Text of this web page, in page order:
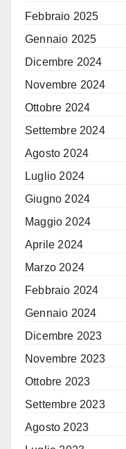
Febbraio 2025
Gennaio 2025
Dicembre 2024
Novembre 2024
Ottobre 2024
Settembre 2024
Agosto 2024
Luglio 2024
Giugno 2024
Maggio 2024
Aprile 2024
Marzo 2024
Febbraio 2024
Gennaio 2024
Dicembre 2023
Novembre 2023
Ottobre 2023
Settembre 2023
Agosto 2023